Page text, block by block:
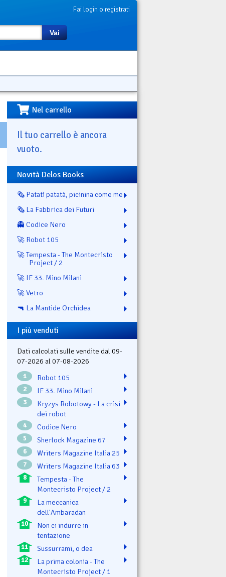
Fai login o registrati
Vai
Nel carrello
Il tuo carrello è ancora
vuoto.
Novità Delos Books
🗞️ Patatì patatà, picinina come me
🗞️ La Fabbrica dei Futuri
👻 Codice Nero
🚀 Robot 105
🚀 Tempesta - The Montecristo
Project / 2
🚀 IF 33. Mino Milani
🚀 Vetro
🔫 La Mantide Orchidea
I più venduti
Dati calcolati sulle vendite dal 09-
07-2026 al 07-08-2026
1 Robot 105
2 IF 33. Mino Milani
3
Kryzys Robotowy - La crisi
dei robot
4 Codice Nero
5 Sherlock Magazine 67
6 Writers Magazine Italia 25
7 Writers Magazine Italia 63
8
Tempesta - The
Montecristo Project / 2
9
La meccanica
dell'Ambaradan
10
Non ci indurre in
tentazione
11 Sussurrami, o dea
12
La prima colonia - The
Montecristo Project / 1